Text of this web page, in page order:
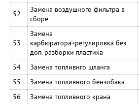
52
Замена воздушного фильтра в
сборе
53
Замена
карбюратора+регулировка без
доп. разборки пластика
54
Замена топливнго шланга
55
Замена топливного бензобака
56
Замена топливного крана